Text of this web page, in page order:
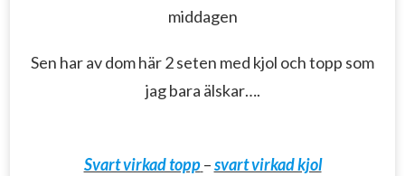
middagen
Sen har av dom här 2 seten med kjol och topp som
jag bara älskar….
Svart virkad topp –svart virkad kjol